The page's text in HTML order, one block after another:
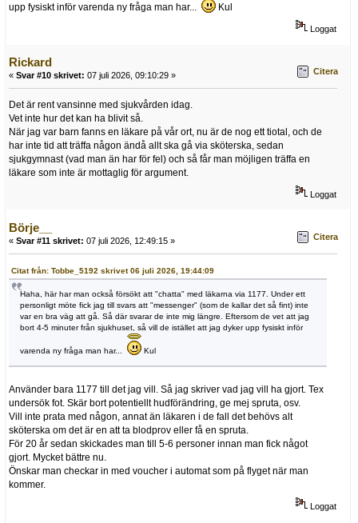
upp fysiskt inför varenda ny fråga man har... Kul
Loggat
Rickard
« Svar #10 skrivet: 07 juli 2026, 09:10:29 » Citera
Det är rent vansinne med sjukvården idag.
Vet inte hur det kan ha blivit så.
När jag var barn fanns en läkare på vår ort, nu är de nog ett tiotal, och de
har inte tid att träffa någon ändå allt ska gå via sköterska, sedan
sjukgymnast (vad man än har för fel) och så får man möjligen träffa en
läkare som inte är mottaglig för argument.
Loggat
Börje__
« Svar #11 skrivet: 07 juli 2026, 12:49:15 » Citera
Citat från: Tobbe_5192 skrivet 06 juli 2026, 19:44:09
Haha, här har man också försökt att "chatta" med läkarna via 1177. Under ett
personligt möte fick jag till svars att "messenger" (som de kallar det så fint) inte
var en bra väg att gå. Så där svarar de inte mig längre. Eftersom de vet att jag
bort 4-5 minuter från sjukhuset, så vill de istället att jag dyker upp fysiskt inför
varenda ny fråga man har... Kul
Använder bara 1177 till det jag vill. Så jag skriver vad jag vill ha gjort. Tex
undersök fot. Skär bort potentiellt hudförändring, ge mej spruta, osv.
Vill inte prata med någon, annat än läkaren i de fall det behövs alt
sköterska om det är en att ta blodprov eller få en spruta.
För 20 år sedan skickades man till 5-6 personer innan man fick något
gjort. Mycket bättre nu.
Önskar man checkar in med voucher i automat som på flyget när man
kommer.
Loggat